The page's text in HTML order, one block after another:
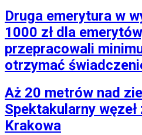
Druga emerytura w
1000 zł dla
przepracowali
otrzymać
Aż 20 metrów nad
Spektakularny
Krakowa